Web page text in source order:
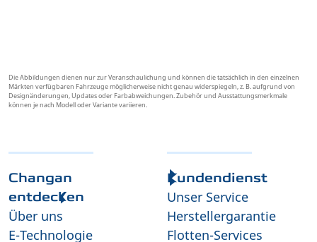
Die Abbildungen dienen nur zur Veranschaulichung und können die tatsächlich in den einzelnen
Märkten verfügbaren Fahrzeuge möglicherweise nicht genau widerspiegeln, z. B. aufgrund von
Designänderungen, Updates oder Farbabweichungen. Zubehör und Ausstattungsmerkmale
können je nach Modell oder Variante variieren.
Changan
entdecken
Über uns
E-Technologie
Kundendienst
Unser Service
Herstellergarantie
Flotten-Services